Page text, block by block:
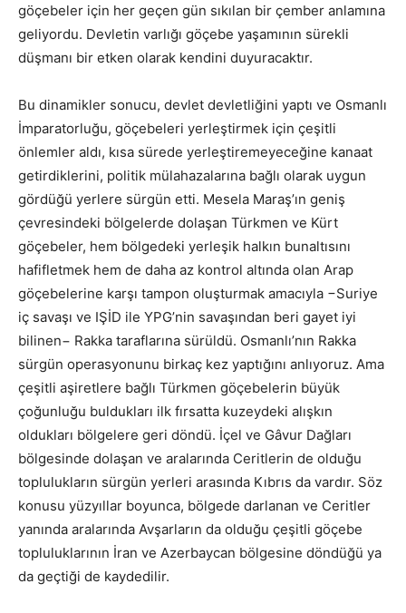
göçebeler için her geçen gün sıkılan bir çember anlamına
geliyordu. Devletin varlığı göçebe yaşamının sürekli
düşmanı bir etken olarak kendini duyuracaktır.
Bu dinamikler sonucu, devlet devletliğini yaptı ve Osmanlı
İmparatorluğu, göçebeleri yerleştirmek için çeşitli
önlemler aldı, kısa sürede yerleştiremeyeceğine kanaat
getirdiklerini, politik mülahazalarına bağlı olarak uygun
gördüğü yerlere sürgün etti. Mesela Maraş’ın geniş
çevresindeki bölgelerde dolaşan Türkmen ve Kürt
göçebeler, hem bölgedeki yerleşik halkın bunaltısını
hafifletmek hem de daha az kontrol altında olan Arap
göçebelerine karşı tampon oluşturmak amacıyla −Suriye
iç savaşı ve IŞİD ile YPG’nin savaşından beri gayet iyi
bilinen− Rakka taraflarına sürüldü. Osmanlı’nın Rakka
sürgün operasyonunu birkaç kez yaptığını anlıyoruz. Ama
çeşitli aşiretlere bağlı Türkmen göçebelerin büyük
çoğunluğu buldukları ilk fırsatta kuzeydeki alışkın
oldukları bölgelere geri döndü. İçel ve Gâvur Dağları
bölgesinde dolaşan ve aralarında Ceritlerin de olduğu
toplulukların sürgün yerleri arasında Kıbrıs da vardır. Söz
konusu yüzyıllar boyunca, bölgede darlanan ve Ceritler
yanında aralarında Avşarların da olduğu çeşitli göçebe
topluluklarının İran ve Azerbaycan bölgesine döndüğü ya
da geçtiği de kaydedilir.